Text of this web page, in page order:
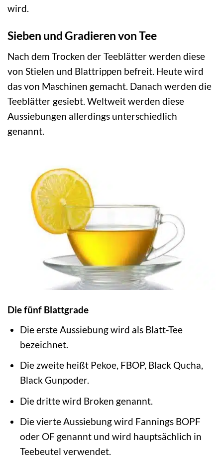
wird.
Sieben und Gradieren von Tee
Nach dem Trocken der Teeblätter werden diese
von Stielen und Blattrippen befreit. Heute wird
das von Maschinen gemacht. Danach werden die
Teeblätter gesiebt. Weltweit werden diese
Aussiebungen allerdings unterschiedlich
genannt.
Die fünf Blattgrade
Die erste Aussiebung wird als Blatt-Tee
bezeichnet.
Die zweite heißt Pekoe, FBOP, Black Qucha,
Black Gunpoder.
Die dritte wird Broken genannt.
Die vierte Aussiebung wird Fannings BOPF
oder OF genannt und wird hauptsächlich in
Teebeutel verwendet.